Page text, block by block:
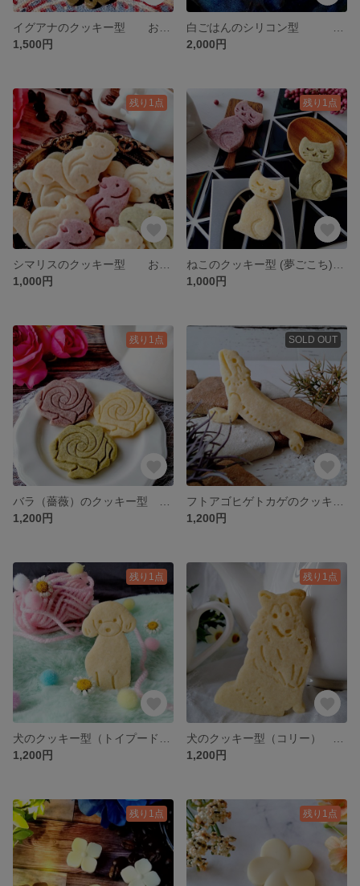
1,500円
2,000円
残り1点
1,000円
残り1点
1,000円
残り1点
1,200円
SOLD OUT
1,200円
残り1点
1,200円
残り1点
1,200円
残り1点 残り1点